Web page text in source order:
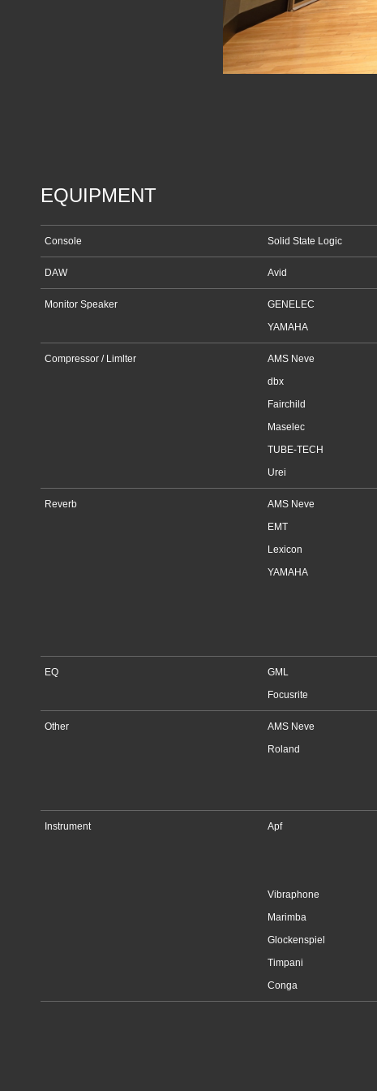
EQUIPMENT
Console Solid State Logic
DAW Avid
Monitor Speaker
GENELEC
YAMAHA
Compressor / Limlter
AMS Neve
dbx
Fairchild
Maselec
TUBE-TECH
Urei
Reverb
AMS Neve
EMT
Lexicon
YAMAHA
EQ
GML
Focusrite
Other
AMS Neve
Roland
Instrument Apf
Vibraphone
Marimba
Glockenspiel
Timpani
Conga